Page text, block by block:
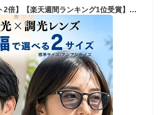
【5％OFFクーポン＆ポイント2倍】【楽天週間ランキング1位受賞】 サングラス 偏光 調光 偏光サングラス 調光サングラス 紫外線カット メンズ レディース UVカット 変色レンズ 軽量 おしゃれ スポーツ ドライブ 釣り ゴルフ 登山 運転用 メガネ対応 グレーブルー